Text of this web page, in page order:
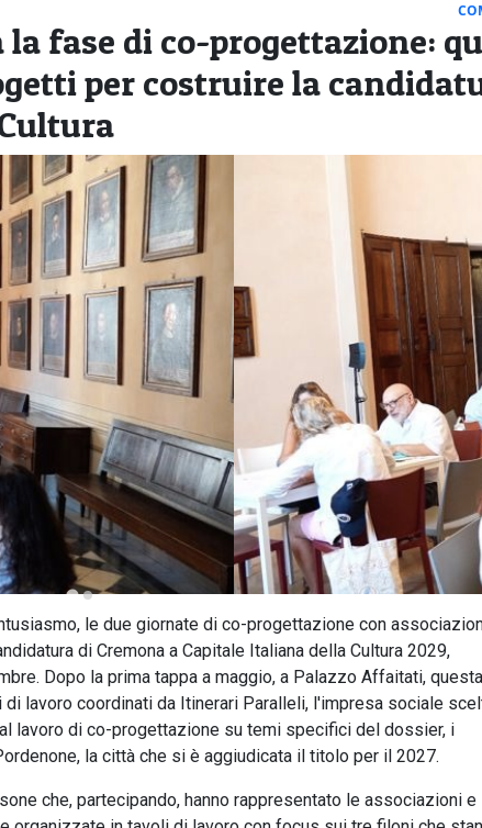
la fase di co-progettazione:
per costruire la
le due giornate di co-progettazione con
di Cremona a Capitale Italiana della Cultura 2029,
Dopo la prima tappa a maggio, a Palazzo Affaitati, questa
lavoro coordinati da Itinerari Paralleli, l'impresa sociale
lavoro di co-progettazione su temi specifici del dossier, i
la città che si è aggiudicata il titolo per il 2027.
che, partecipando, hanno rappresentato le associazioni e